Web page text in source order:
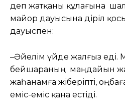
деп жатқаны құлағына
майор дауысына діріл
дауыспен:
–Әйелім үйде жалғыз еді.
бейшараның маңдайын
жаһанамға жіберіпті,
еміс-еміс қана естіді.